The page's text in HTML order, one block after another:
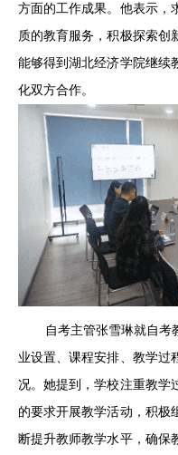
方面的工作成果。他表示，
质的教育服务，积极探索创
能够得到湖北经济学院继续
化双方合作。
自考主管张雪琳就自考
业设置、课程安排、教学过
况。她提到，学校注重教学
的要求开展教学活动，积极
断提升教师教学水平，确保